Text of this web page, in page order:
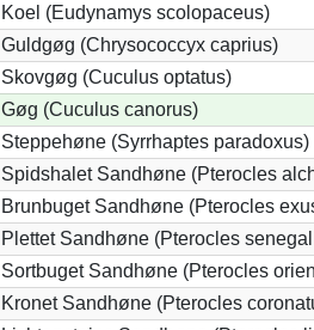
Koel (Eudynamys scolopaceus)
Guldgøg (Chrysococcyx caprius)
Skovgøg (Cuculus optatus)
Gøg (Cuculus canorus)
Steppehøne (Syrrhaptes paradoxus)
Spidshalet Sandhøne (Pterocles
Brunbuget Sandhøne (Pterocles
Plettet Sandhøne (Pterocles
Sortbuget Sandhøne (Pterocles
Kronet Sandhøne (Pterocles